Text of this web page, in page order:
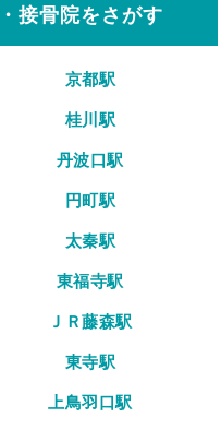
接骨院をさがす
京都駅
桂川駅
丹波口駅
円町駅
太秦駅
東福寺駅
ＪＲ藤森駅
東寺駅
上鳥羽口駅